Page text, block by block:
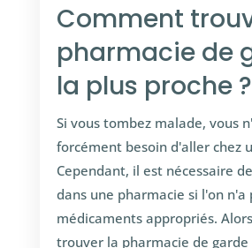
Comment
pharmacie de
la plus proche ?
Si vous tombez malade, vous
forcément besoin d'aller chez
Cependant, il est nécessaire
dans une pharmacie si l'on n'a
médicaments appropriés.
trouver la pharmacie de garde